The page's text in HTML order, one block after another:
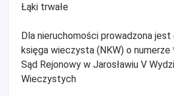
Łąki trwałe
Dla nieruchomości prowadzona
księga wieczysta (NKW) o
Sąd Rejonowy w Jarosławiu V
Wieczystych